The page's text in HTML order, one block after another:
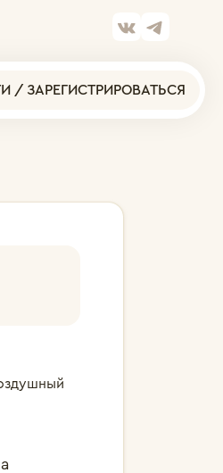
/ ЗАРЕГИСТРИРОВАТЬСЯ